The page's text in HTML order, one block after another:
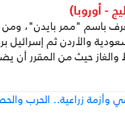
- أوروبا)
باسم "ممر بايدن"، ومن
والأردن ثم إسرائيل
والغاز حيث من المقرر أن
زراعية.. الحرب